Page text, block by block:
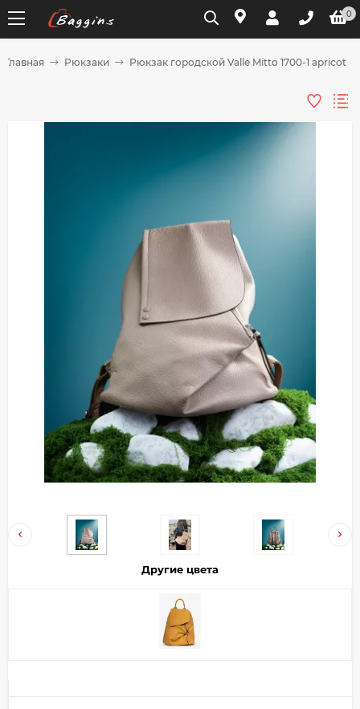
0
Главная Рюкзаки Рюкзак городской Valle Mitto 1700-1 apricot
Другие цвета
Разбейте
на части
без переплат
График платежей
Добавляйте товары
в корзину
Оплачивайте сегодня только
25% картой любого банка
Получайте товар
выбранный способом
% будут
с вашей карты
каждые 2 недели